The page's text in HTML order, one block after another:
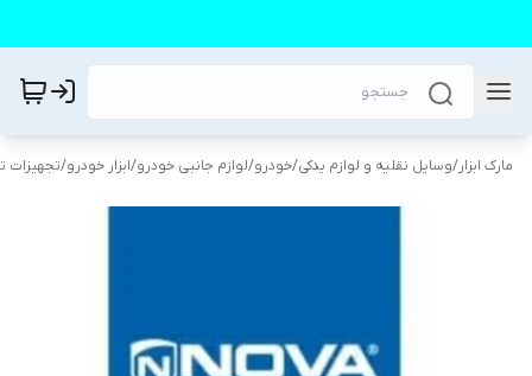
مارک ابزار/وسایل نقلیه و لوازم یدکی/خودرو/لوازم جانبی خودرو/ابزار خودرو/تجهیزات